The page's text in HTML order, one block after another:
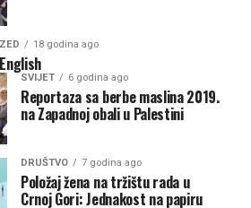
18 godina ago
SVIJET 6 godina ago
Reportaza sa berbe maslina 2019.
na Zapadnoj obali u Palestini
DRUŠTVO 7 godina ago
Položaj žena na tržištu rada u
Crnoj Gori: Jednakost na papiru